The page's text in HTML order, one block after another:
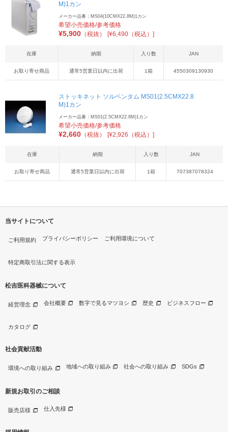
M)1カン
メーカー品番：MS04(10CMX22.8M)1カン
希望小売価格/参考価格
¥5,900 （税抜） [¥6,490（税込）]
在庫 納期 入り数 JAN
お取り寄せ商品 通常5営業日以内に出荷 1箱 4550309130930
ストッキネット ソルベンタム MS01(2.5CMX22.8
M)1カン
メーカー品番：MS01(2.5CMX22.8M)1カン
希望小売価格/参考価格
¥2,660 （税抜） [¥2,926（税込）]
在庫 納期 入り数 JAN
お取り寄せ商品 通常5営業日以内に出荷 1箱 707387078324
当サイトについて
ご利用規約 プライバシーポリシー ご利用環境について
特定商取引法に関する表示
松吉医科器械について
経営理念 会社概要 数字で見るマツヨシ 歴史 ビジネスフロー
カタログ
社会貢献活動
環境への取り組み 地域への取り組み 社会への取り組み SDGs
新規お取引のご相談
販売店様 仕入先様